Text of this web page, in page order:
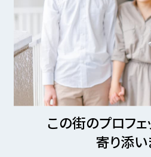
この街のプロフ
寄り添い